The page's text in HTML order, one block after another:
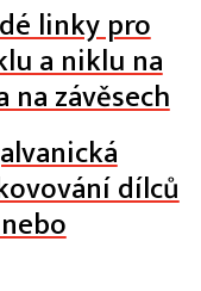
linky pro
a niklu na
na závěsech
dílců